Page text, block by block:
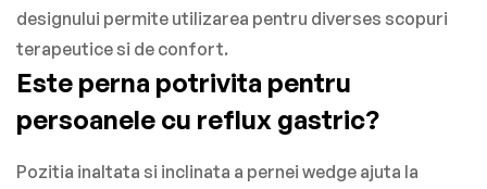
designului permite utilizarea pentru diverses scopuri
terapeutice si de confort.
Este perna potrivita pentru
persoanele cu reflux gastric?
Pozitia inaltata si inclinata a pernei wedge ajuta la